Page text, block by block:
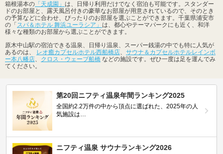
箱根湯本の 「天成園」 は、日帰り利用だけでなく宿泊も可能です。スタンダー
ドのお部屋と、露天風呂付きの豪華なお部屋が用意されているので、そのとき
の予算などに合わせ、ぴったりのお部屋を選ぶことができます。千葉県浦安市
の「 スパ＆ホテル 舞浜ユーラシア」 は、都心やテーマパークにも近く、和洋
様々な種類のお部屋から選ぶことができます。
原木中山駅の宿泊できる温泉、日帰り温泉、スーパー銭湯の中でも特に人気が
あるのは、 レオ癒カプセルホテル西船橋店、 サウナ＆カプセルホテルレインボ
ー本八幡店、 クロス・ウェーブ船橋 などの施設です。ぜひ一度は足を運んでみ
てください。
第20回ニフティ温泉年間ランキング2025
全国約2.2万件の中から頂点に選ばれた、2025年の人
気施設は…
ニフティ温泉 サウナランキング2026